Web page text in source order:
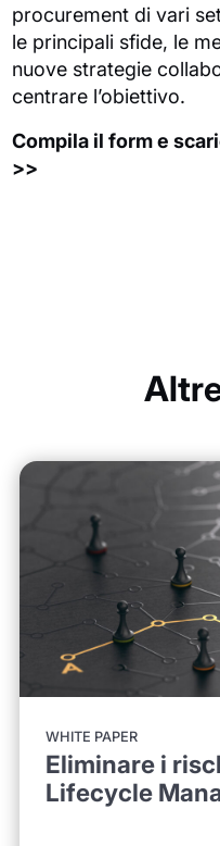
procurement di vari
le principali sfide, le
nuove strategie
centrare l’obiettivo.
Compila il form e
>>
WHITE PAPER
Eliminare i
Lifecycle